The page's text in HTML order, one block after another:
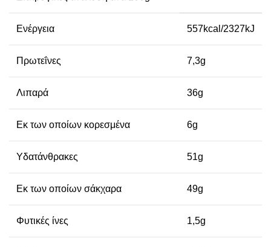
Ενέργεια 557kcal/2327kJ
Πρωτεΐνες 7,3g
Λιπαρά 36g
Εκ των οποίων κορεσμένα 6g
Υδατάνθρακες 51g
Εκ των οποίων σάκχαρα 49g
Φυτικές ίνες 1,5g